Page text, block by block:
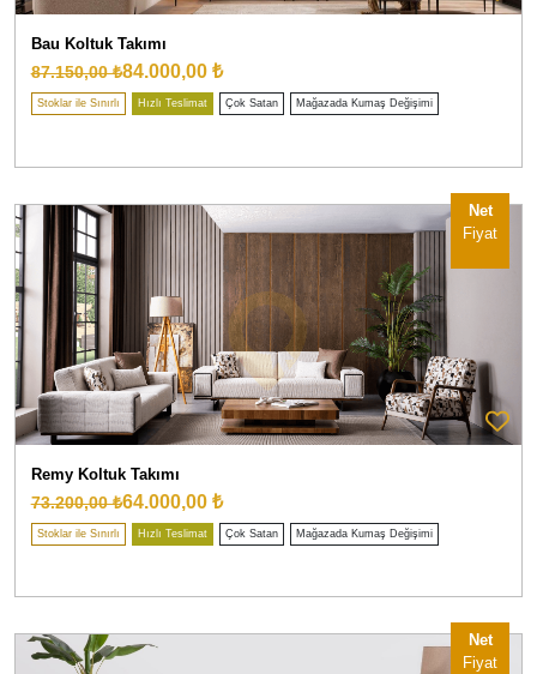
Bau Koltuk Takımı
87.150,00 ₺84.000,00 ₺
Stoklar ile Sınırlı Hızlı Teslimat Çok Satan Mağazada Kumaş Değişimi
Net
Fiyat
Remy Koltuk Takımı
73.200,00 ₺64.000,00 ₺
Stoklar ile Sınırlı Hızlı Teslimat Çok Satan Mağazada Kumaş Değişimi
Net
Fiyat